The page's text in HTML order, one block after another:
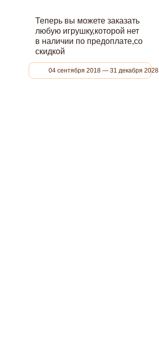
Теперь вы можете заказать
любую игрушку,которой нет
в наличии по предоплате,со
скидкой
04 сентября 2018 — 31 декабря 2028